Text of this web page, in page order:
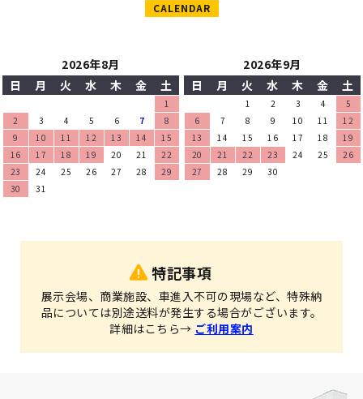
CALENDAR
2026年8月
日
月 火 水 木 金 土
1
2
3 4 5 6 7
8
9
10 11 12 13 14
15
16
17 18 19 20 21
22
23
24 25 26 27 28
29
30
31
2026年9月
日
月 火 水 木 金 土
1 2 3 4
5
6
7 8 9 10 11
12
13
14 15 16 17 18
19
20
21 22 23 24 25
26
27
28 29 30
特記事項
展示会場、商業施設、車進入不可の現場など、特殊納
品については別途送料が発生する場合がございます。
詳細はこちら→ ご利用案内